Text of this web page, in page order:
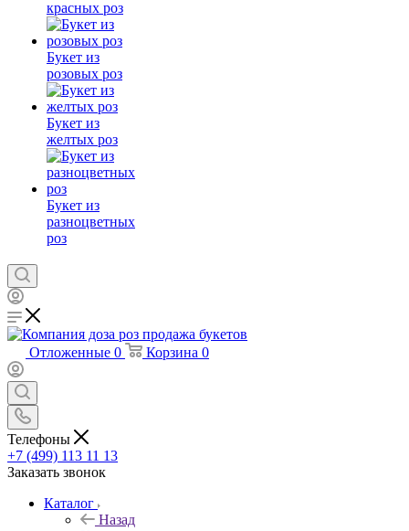
красных роз
Букет из
розовых роз
Букет из
желтых роз
Букет из
разноцветных
роз
Отложенные 0 Корзина 0
Телефоны
+7 (499) 113 11 13
Заказать звонок
Каталог
Назад